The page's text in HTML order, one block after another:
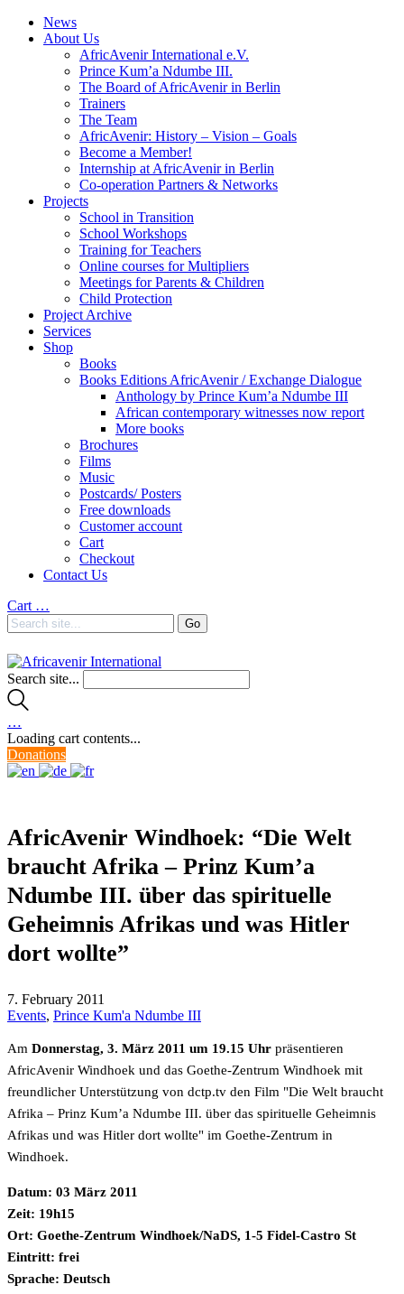
News
About Us
AfricAvenir International e.V.
Prince Kum’a Ndumbe III.
The Board of AfricAvenir in Berlin
Trainers
The Team
AfricAvenir: History – Vision – Goals
Become a Member!
Internship at AfricAvenir in Berlin
Co-operation Partners & Networks
Projects
School in Transition
School Workshops
Training for Teachers
Online courses for Multipliers
Meetings for Parents & Children
Child Protection
Project Archive
Services
Shop
Books
Books Editions AfricAvenir / Exchange Dialogue
Anthology by Prince Kum’a Ndumbe III
African contemporary witnesses now report
More books
Brochures
Films
Music
Postcards/ Posters
Free downloads
Customer account
Cart
Checkout
Contact Us
Cart …
Search site...
…
Loading cart contents...
Donations
AfricAvenir Windhoek: “Die Welt
braucht Afrika – Prinz Kum’a
Ndumbe III. über das spirituelle
Geheimnis Afrikas und was Hitler
dort wollte”
7. February 2011
Events, Prince Kum'a Ndumbe III
Am Donnerstag, 3. März 2011 um 19.15 Uhr präsentieren
AfricAvenir Windhoek und das Goethe-Zentrum Windhoek mit
freundlicher Unterstützung von dctp.tv den Film "Die Welt braucht
Afrika – Prinz Kum’a Ndumbe III. über das spirituelle Geheimnis
Afrikas und was Hitler dort wollte" im Goethe-Zentrum in
Windhoek.
Datum: 03 März 2011
Zeit: 19h15
Ort: Goethe-Zentrum Windhoek/NaDS, 1-5 Fidel-Castro St
Eintritt: frei
Sprache: Deutsch